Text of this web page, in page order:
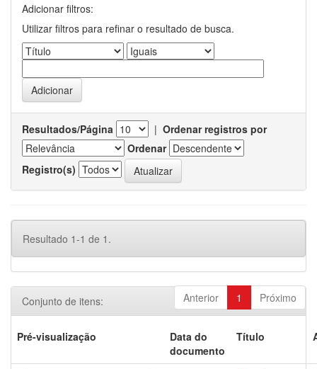
Adicionar filtros:
Utilizar filtros para refinar o resultado de busca.
Resultados/Página | Ordenar registros por
Ordenar
Registro(s)
Resultado 1-1 de 1.
Anterior 1 Próximo
Conjunto de itens:
Pré-visualização
Data do
documento
Título